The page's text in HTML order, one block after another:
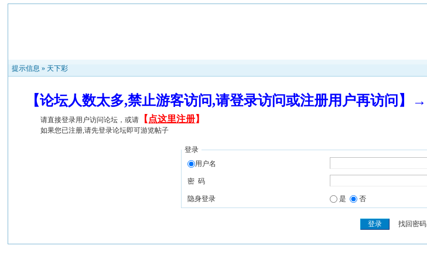
提示信息 » 天下彩
【论坛人数太多,禁止游客访问,请登录访问或注册用户再访问】→
请直接登录用户访问论坛，或请 【 点这里注册】
如果您已注册,请先登录论坛即可游览帖子
登录
用户名
密 码
隐身登录 是 否
找回密码